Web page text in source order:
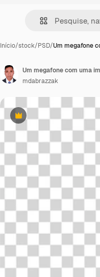
Início/stock/PSD/Um megafone
Premium
Um megafone com uma
mdabrazzak